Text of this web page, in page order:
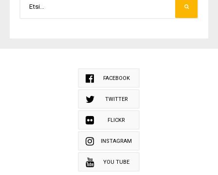
FACEBOOK
TWITTER
FLICKR
INSTAGRAM
YOU TUBE